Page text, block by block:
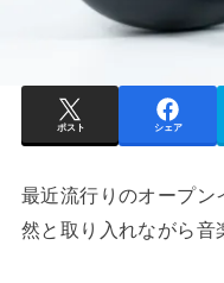
ポスト シェア
最近流行りのオープン
然と取り入れながら音